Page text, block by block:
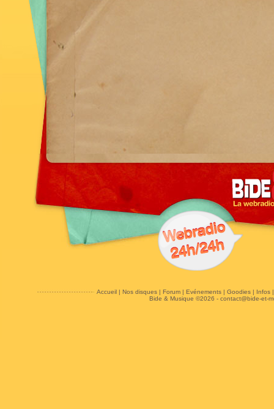
Accueil| Nos disques| Forum| Evénements| Goodies| Infos
Bide & Musique ©2026 - contact@bide-et-